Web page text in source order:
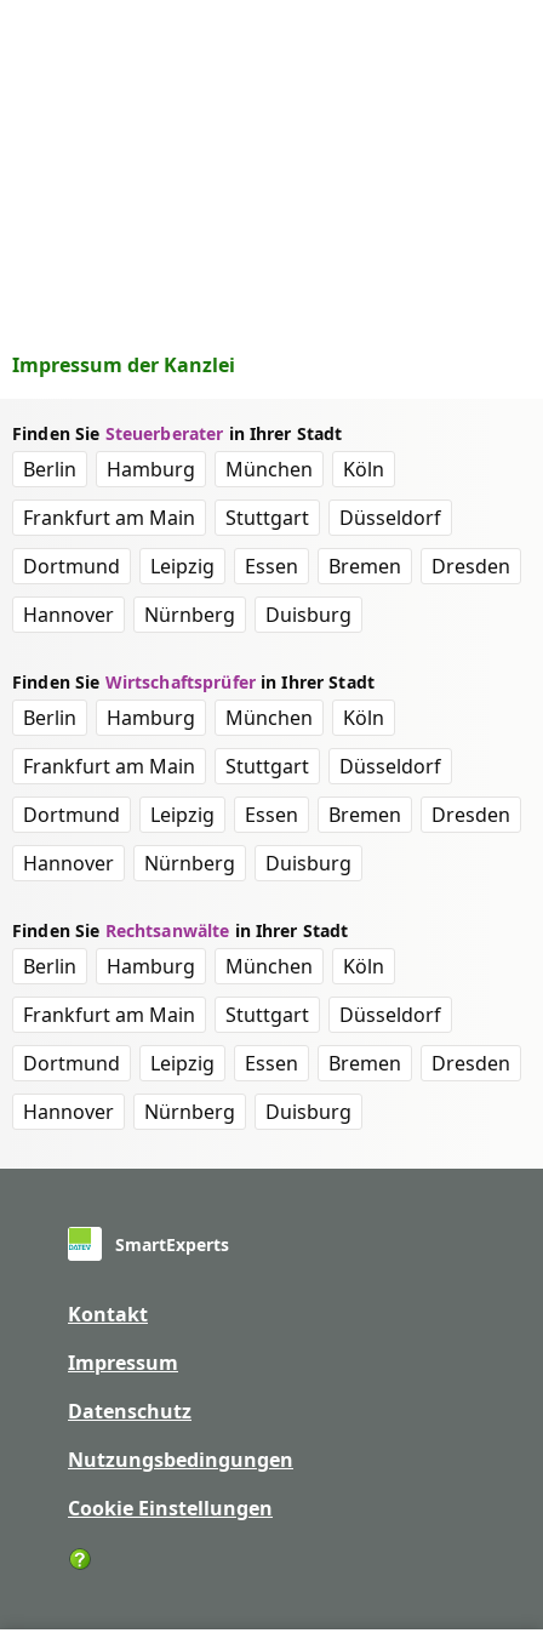
Impressum der Kanzlei
Finden Sie Steuerberater in Ihrer Stadt
Berlin Hamburg München
Köln
Frankfurt am Main
Stuttgart
Düsseldorf
Dortmund
Leipzig Essen Bremen
Dresden
Hannover
Nürnberg Duisburg
Finden Sie Wirtschaftsprüferin Ihrer Stadt
Berlin Hamburg München
Köln
Frankfurt am Main
Stuttgart
Düsseldorf
Dortmund
Leipzig Essen Bremen
Dresden
Hannover
Nürnberg Duisburg
Finden Sie Rechtsanwälte in Ihrer Stadt
Berlin Hamburg München
Köln
Frankfurt am Main
Stuttgart
Düsseldorf
Dortmund
Leipzig Essen Bremen
Dresden
Hannover
Nürnberg Duisburg
SmartExperts
Kontakt
Impressum
Datenschutz
Nutzungsbedingungen
Cookie Einstellungen